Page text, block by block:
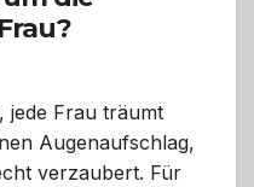
jede Frau träumt
Augenaufschlag,
verzaubert. Für